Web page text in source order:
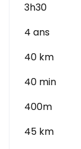
3h30
4 ans
40 km
40 min
400m
45 km